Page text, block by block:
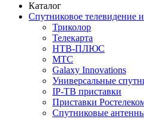
Каталог
Спутниковое телевидение
Триколор
Телекарта
НТВ-ПЛЮС
МТС
Galaxy Innovations
Универсальные
IP-ТВ приставки
Приставки
Спутниковые